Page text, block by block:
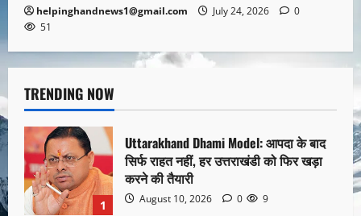
helpinghandnews1@gmail.com July 24, 2026
0
51
TRENDING NOW
1
Uttarakhand Dhami Model: आपदा के बाद
सिर्फ राहत नहीं, हर उत्तराखंडी को फिर खड़ा
करने की तैयारी
August 10, 2026 0 9